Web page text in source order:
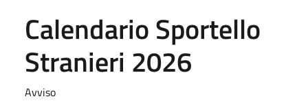
Calendario Sportello
Stranieri 2026
Avviso